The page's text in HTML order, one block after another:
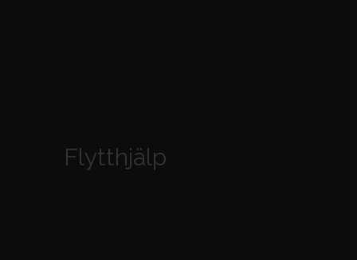
Flytthjälp